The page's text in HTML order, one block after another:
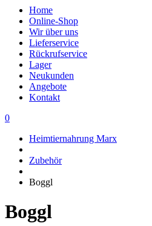
Home
Online-Shop
Wir über uns
Lieferservice
Rückrufservice
Lager
Neukunden
Angebote
Kontakt
0
Heimtiernahrung Marx
Zubehör
Boggl
Boggl